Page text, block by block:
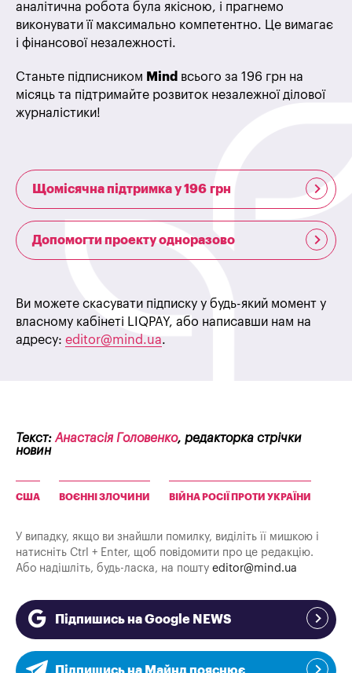
аналітична робота була якісною, і прагнемо
виконувати її максимально компетентно. Це вимагає
і фінансової незалежності.
Станьте підписником Mind всього за 196 грн на
місяць та підтримайте розвиток незалежної ділової
журналістики!
Щомісячна підтримка у 196 грн
Допомогти проекту одноразово
Ви можете скасувати підписку у будь-який момент у
власному кабінеті LIQPAY, або написавши нам на
адресу: editor@mind.ua.
Текст: Анастасія Головенко, редакторка стрічки
новин
США ВОЄННІ ЗЛОЧИНИ ВІЙНА РОСІЇ ПРОТИ УКРАЇНИ
У випадку, якщо ви знайшли помилку, виділіть її мишкою і
натисніть Ctrl + Enter, щоб повідомити про це редакцію.
Або надішліть, будь-ласка, на пошту editor@mind.ua
Підпишись на Google NEWS